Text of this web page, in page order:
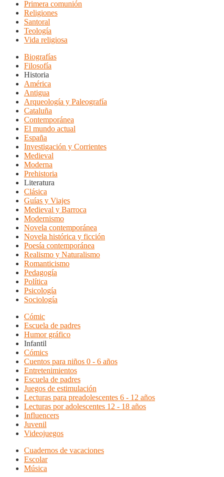
Primera comunión
Religiones
Santoral
Teología
Vida religiosa
Biografías
Filosofía
Historia
América
Antigua
Arqueología y Paleografía
Cataluña
Contemporánea
El mundo actual
España
Investigación y Corrientes
Medieval
Moderna
Prehistoria
Literatura
Clásica
Guías y Viajes
Medieval y Barroca
Modernismo
Novela contemporánea
Novela histórica y ficción
Poesía contemporánea
Realismo y Naturalismo
Romanticismo
Pedagogía
Política
Psicología
Sociología
Cómic
Escuela de padres
Humor gráfico
Infantil
Cómics
Cuentos para niños 0 - 6 años
Entretenimientos
Escuela de padres
Juegos de estimulación
Lecturas para preadolescentes 6 - 12 años
Lecturas por adolescentes 12 - 18 años
Influencers
Juvenil
Videojuegos
Cuadernos de vacaciones
Escolar
Música